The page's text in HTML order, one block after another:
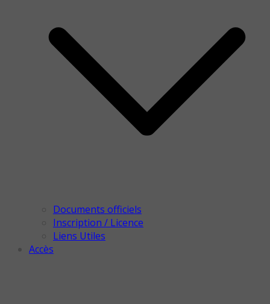
Documents officiels
Inscription / Licence
Liens Utiles
Accès